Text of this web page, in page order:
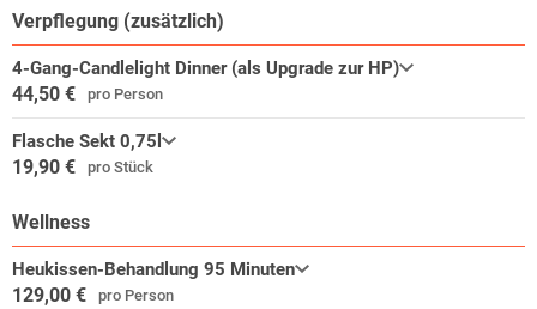
Verpflegung (zusätzlich)
4-Gang-Candlelight Dinner (als Upgrade zur HP)
44,50 € pro Person
Flasche Sekt 0,75l
19,90 € pro Stück
Wellness
Heukissen-Behandlung 95 Minuten
129,00 € pro Person